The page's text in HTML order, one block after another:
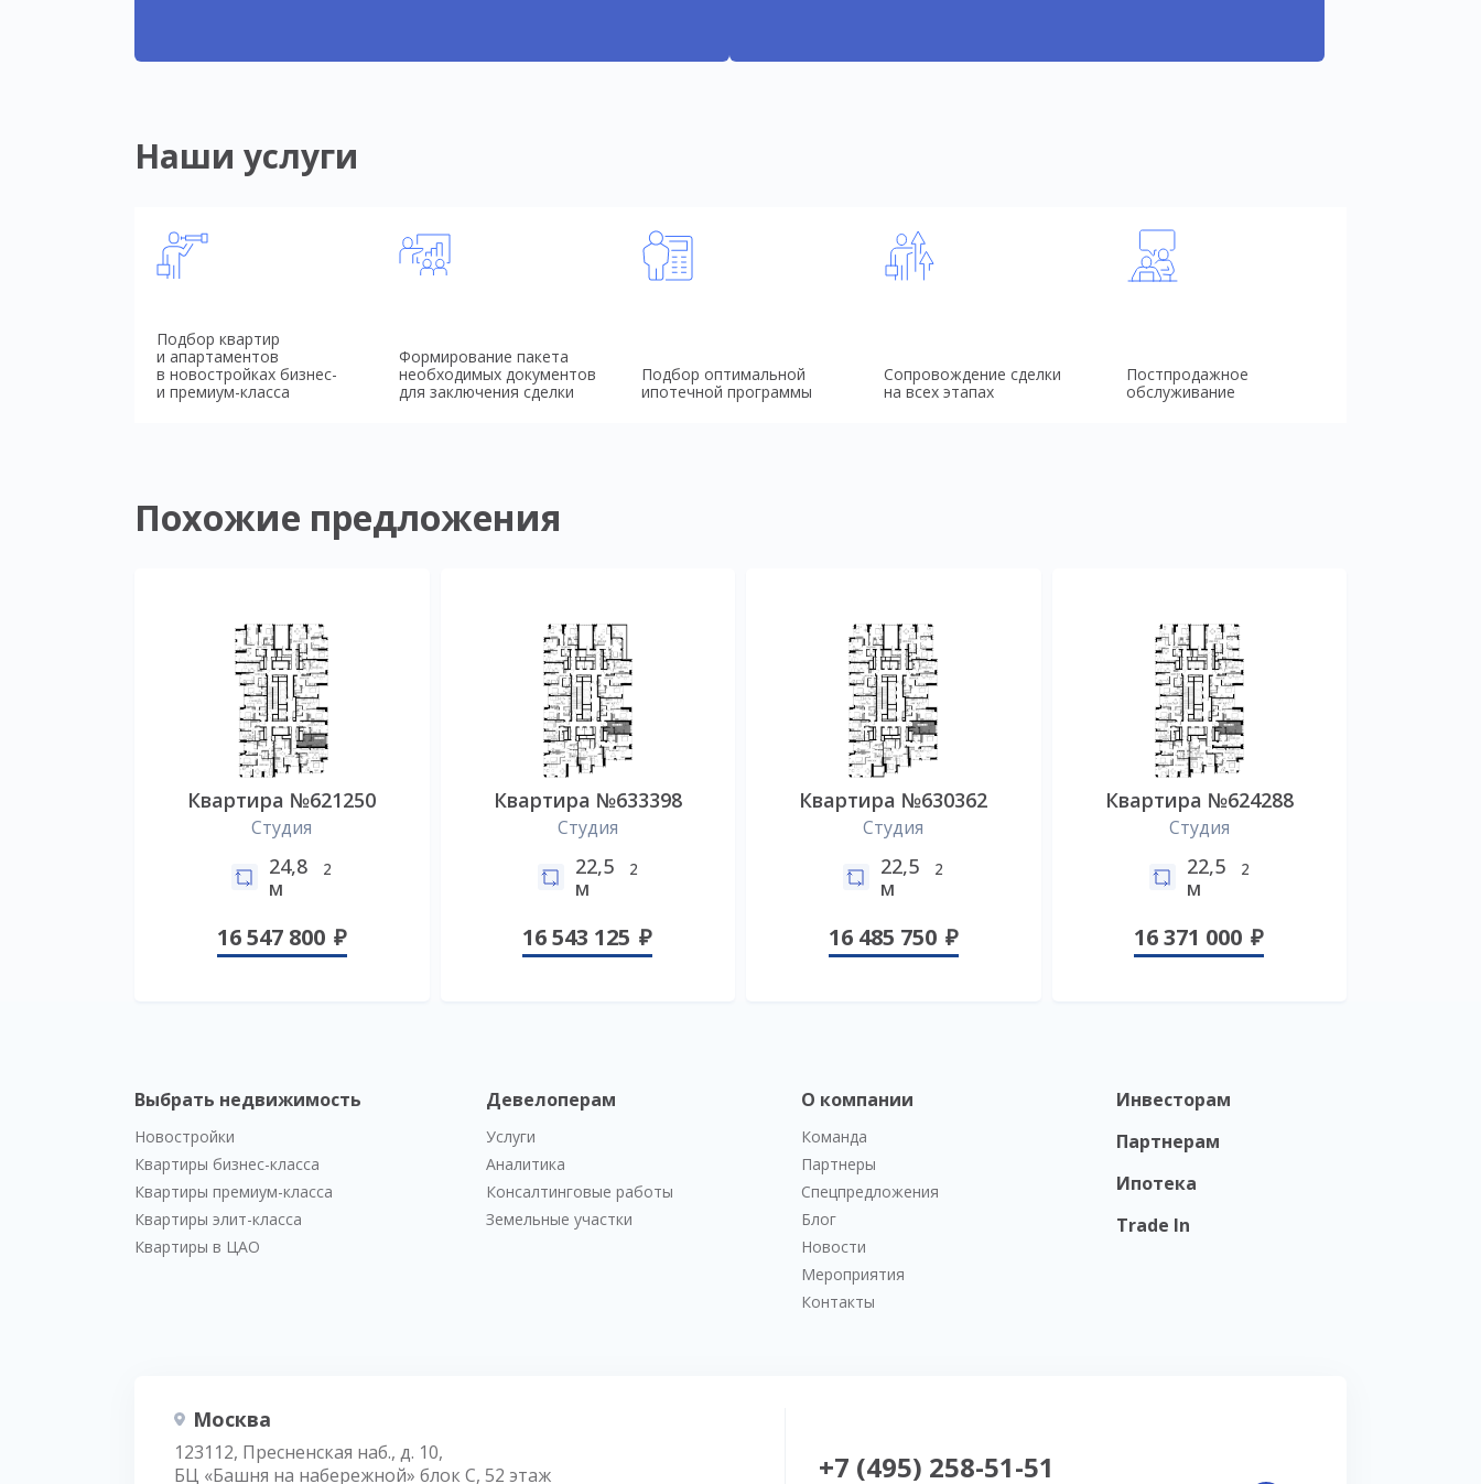
Наши услуги
Подбор квартир
и апартаментов
в новостройках бизнес-
и премиум-класса
Формирование пакета
необходимых документов
для заключения сделки
Подбор оптимальной
ипотечной программы
Сопровождение сделки
на всех этапах
Постпродажное
обслуживание
Похожие предложения
Квартира №621250
Студия
24,8
м
2
16 547 800
Квартира №633398
Студия
22,5
м
2
16 543 125
Квартира №630362
Студия
22,5
м
2
16 485 750
Квартира №624288
Студия
22,5
м
2
16 371 000
Выбрать недвижимость
Новостройки
Квартиры бизнес-класса
Квартиры премиум-класса
Квартиры элит-класса
Квартиры в ЦАО
Девелоперам
Услуги
Аналитика
Консалтинговые работы
Земельные участки
О компании
Команда
Партнеры
Спецпредложения
Блог
Новости
Мероприятия
Контакты
Инвесторам
Партнерам
Ипотека
Trade In
Москва
123112, Пресненская наб., д. 10,
БЦ «Башня на набережной» блок С, 52 этаж
+7 (495) 258-51-51